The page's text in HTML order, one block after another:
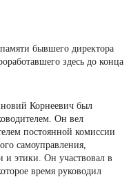
бывшего директора
здесь до конца
Корнеевич был
Он вел
постоянной комиссии
самоуправления,
и этики. Он участвовал в
время руководил